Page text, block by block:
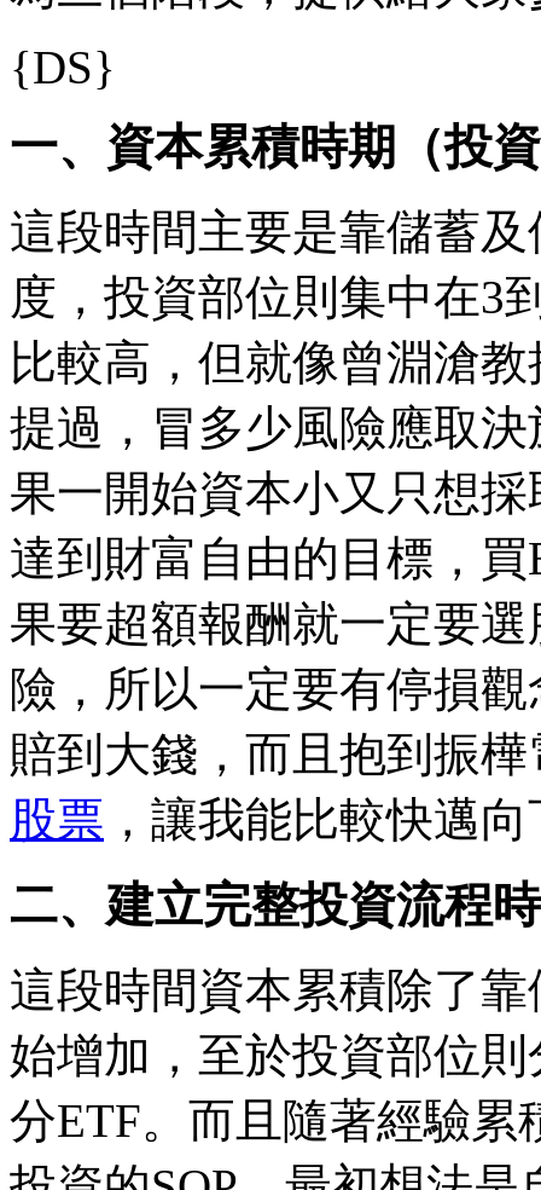
{DS}
一、資本累積時期（投
這段時間主要是靠儲蓄
度，投資部位則集中在3
比較高，但就像曾淵滄
提過，冒多少風險應取
果一開始資本小又只想
達到財富自由的目標，
果要超額報酬就一定要
險，所以一定要有停損
賠到大錢，而且抱到振
股票 ，讓我能比較快邁
二、建立完整投資流程
這段時間資本累積除了
始增加，至於投資部位
分ETF。而且隨著經驗